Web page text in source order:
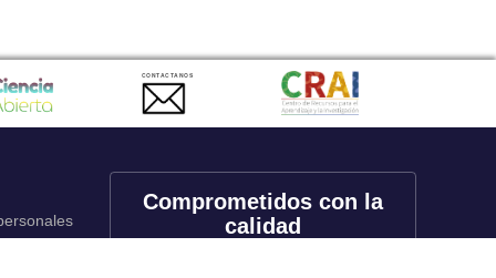
CONTACTANOS
Comprometidos con la
calidad